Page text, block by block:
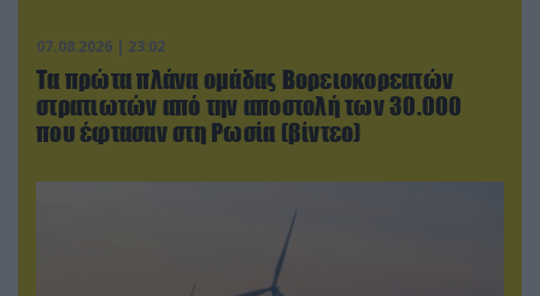
07.08.2026 | 23:02
Τα πρώτα πλάνα ομάδας Βορειοκορεατών
στρατιωτών από την αποστολή των 30.000
που έφτασαν στη Ρωσία (βίντεο)